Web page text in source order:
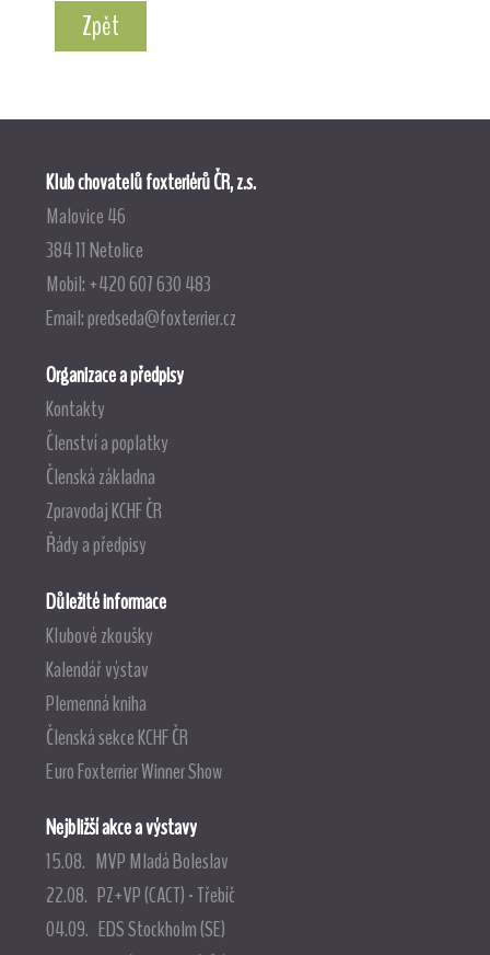
Zpět
Klub chovatelů foxteriérů ČR, z.s.
Malovice 46
384 11 Netolice
Mobil: +420 607 630 483
Email:predseda@foxterrier.cz
Organizace a předpisy
Kontakty
Členství a poplatky
Členská základna
Zpravodaj KCHF ČR
Řády a předpisy
Důležité informace
Klubové zkoušky
Kalendář výstav
Plemenná kniha
Členská sekce KCHF ČR
Euro Foxterrier Winner Show
Nejbližší akce a výstavy
15.08. MVP Mladá Boleslav
22.08. PZ+VP (CACT) - Třebíč
04.09. EDS Stockholm (SE)